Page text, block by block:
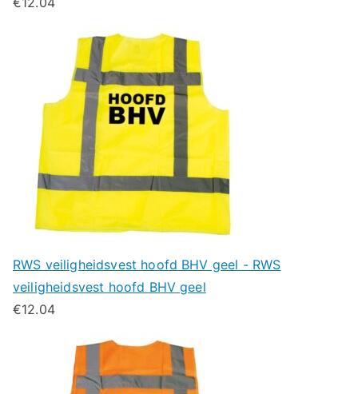
RWS veiligheidsvest hoofd BHV geel - RWS
veiligheidsvest hoofd BHV geel
€12.04